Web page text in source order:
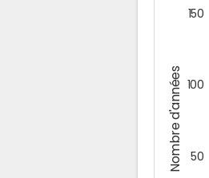
Nombre d'années 50
100
150